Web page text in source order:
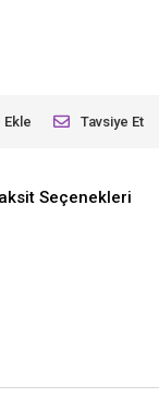
Ekle Tavsiye Et
Seçenekleri